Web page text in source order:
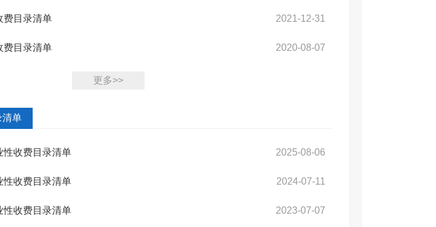
2021-12-31
费目录清单
2020-08-07
费目录清单
更多>>
清单
2025-08-06
性收费目录清单
2024-07-11
性收费目录清单
2023-07-07
性收费目录清单